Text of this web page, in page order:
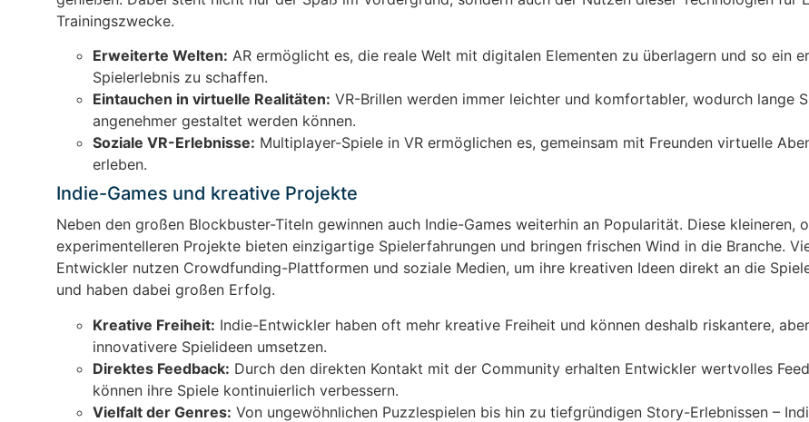
Trainingszwecke.
Erweiterte Welten: AR ermöglicht es, die reale Welt mit digitalen Elementen zu überlagern und so ein
Spielerlebnis zu schaffen.
Eintauchen in virtuelle Realitäten: VR-Brillen werden immer leichter und komfortabler, wodurch lange
angenehmer gestaltet werden können.
Soziale VR-Erlebnisse: Multiplayer-Spiele in VR ermöglichen es, gemeinsam mit Freunden virtuelle
erleben.
Indie-Games und kreative Projekte
Neben den großen Blockbuster-Titeln gewinnen auch Indie-Games weiterhin an Popularität. Diese kleineren,
experimentelleren Projekte bieten einzigartige Spielerfahrungen und bringen frischen Wind in die Branche.
Entwickler nutzen Crowdfunding-Plattformen und soziale Medien, um ihre kreativen Ideen direkt an die
und haben dabei großen Erfolg.
Kreative Freiheit: Indie-Entwickler haben oft mehr kreative Freiheit und können deshalb riskantere,
innovativere Spielideen umsetzen.
Direktes Feedback: Durch den direkten Kontakt mit der Community erhalten Entwickler wertvolles
können ihre Spiele kontinuierlich verbessern.
Vielfalt der Genres: Von ungewöhnlichen Puzzlespielen bis hin zu tiefgründigen Story-Erlebnissen –